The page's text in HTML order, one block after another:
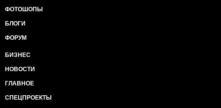
ФОТОШОПЫ
БЛОГИ
ФОРУМ
БИЗНЕС
НОВОСТИ
ГЛАВНОЕ
СПЕЦПРОЕКТЫ